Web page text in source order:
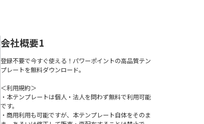
会社概要1
登録不要で今すぐ使える！パワーポイントの高品質テン
プレートを無料ダウンロード。
＜利用規約＞
・本テンプレートは個人・法人を問わず無料で利用可能
です。
・商用利用も可能ですが、本テンプレート自体をそのま